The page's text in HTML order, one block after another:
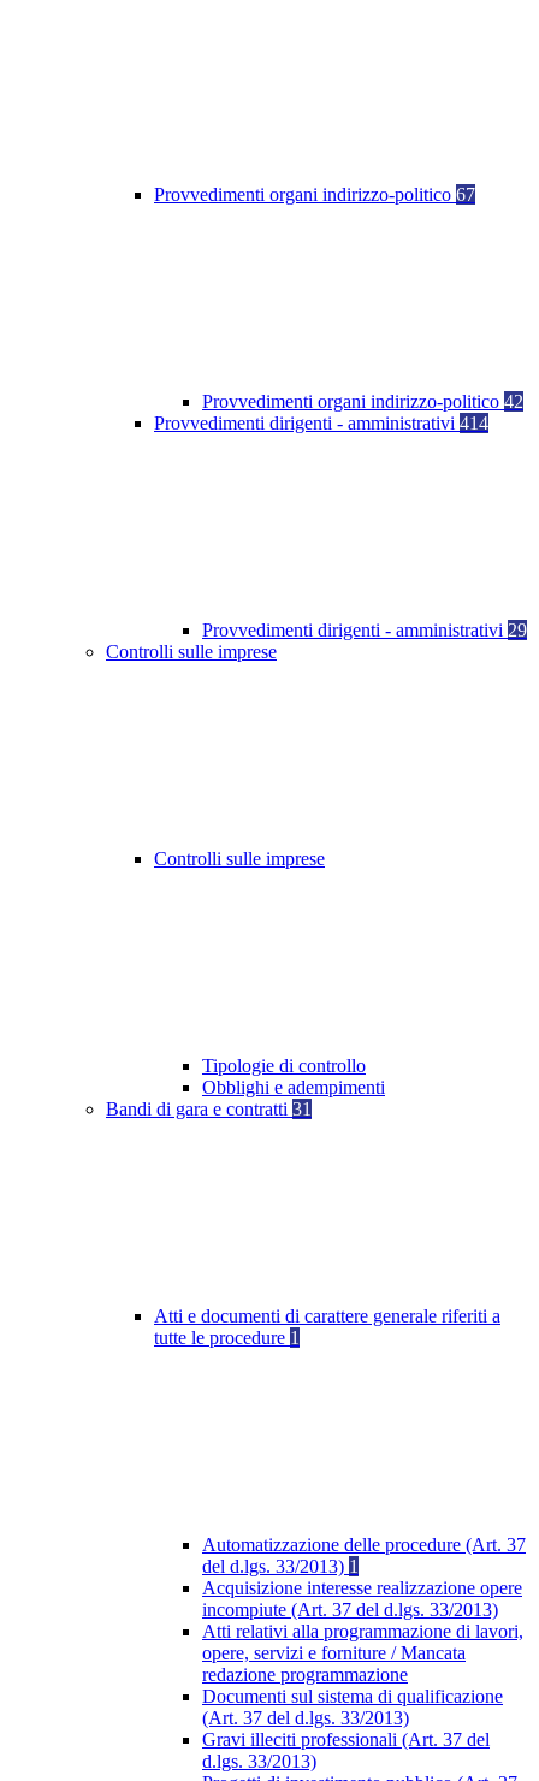
Provvedimenti organi indirizzo-politico 67
Provvedimenti organi indirizzo-politico 42
Provvedimenti dirigenti - amministrativi 414
Provvedimenti dirigenti - amministrativi 29
Controlli sulle imprese
Controlli sulle imprese
Tipologie di controllo
Obblighi e adempimenti
Bandi di gara e contratti 31
Atti e documenti di carattere generale riferiti a
tutte le procedure 1
Automatizzazione delle procedure (Art. 37
del d.lgs. 33/2013) 1
Acquisizione interesse realizzazione opere
incompiute (Art. 37 del d.lgs. 33/2013)
Atti relativi alla programmazione di lavori,
opere, servizi e forniture / Mancata
redazione programmazione
Documenti sul sistema di qualificazione
(Art. 37 del d.lgs. 33/2013)
Gravi illeciti professionali (Art. 37 del
d.lgs. 33/2013)